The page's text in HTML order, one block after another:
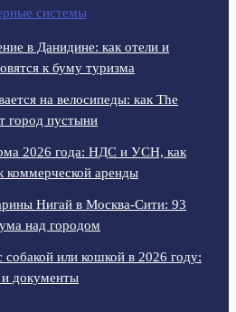
системы
в Данидине: как отели и
к буму туризма
на велосипеды: как The
город пустыни
2026 года: НДС и УСН, как
коммерческой аренды
Нигай в Москва-Сити: 93
над городом
собакой или кошкой в 2026 году:
и документы